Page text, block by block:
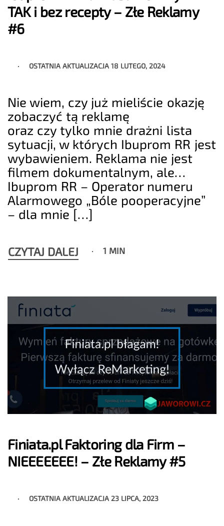
TAK i bez recepty – Złe Reklamy
#6
OSTATNIA AKTUALIZACJA18 LUTEGO, 2024
Nie wiem, czy już mieliście okazję
zobaczyć tą reklamę
oraz czy tylko mnie drażni lista
sytuacji, w których Ibuprom RR jest
wybawieniem. Reklama nie jest
filmem dokumentalnym, ale…
Ibuprom RR – Operator numeru
Alarmowego „Bóle pooperacyjne”
– dla mnie […]
CZYTAJ DALEJ 1 MIN
Finiata.pl Faktoring dla Firm –
NIEEEEEEE! – Złe Reklamy #5
OSTATNIA AKTUALIZACJA 23 LIPCA, 2023